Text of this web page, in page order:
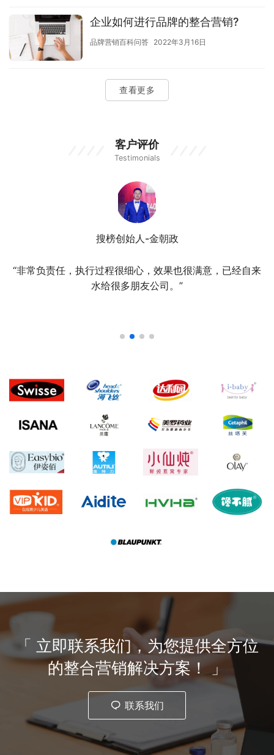
企业如何进行品牌的整合营销?
品牌营销百科问答 2022年3月16日
查看更多
客户评价
Testimonials
“非常负责任，执行过程很细心，效果也很满意，已经自来
水给很多朋友公司。”
搜榜创始人-金朝政
「 立即联系我们，为您提供全方位
的整合营销解决方案！ 」
联系我们